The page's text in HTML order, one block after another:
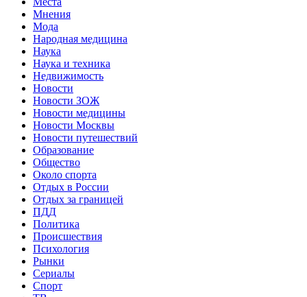
Мнения
Мода
Народная медицина
Наука
Наука и техника
Недвижимость
Новости
Новости ЗОЖ
Новости медицины
Новости Москвы
Новости путешествий
Образование
Общество
Около спорта
Отдых в России
Отдых за границей
ПДД
Политика
Происшествия
Психология
Рынки
Сериалы
Спорт